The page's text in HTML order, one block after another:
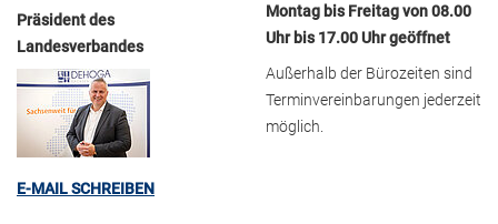
Präsident des
Landesverbandes
E-MAIL SCHREIBEN
Montag bis Freitag von 08.00
Uhr bis 17.00 Uhr geöffnet
Außerhalb der Bürozeiten sind
Terminvereinbarungen jederzeit
möglich.